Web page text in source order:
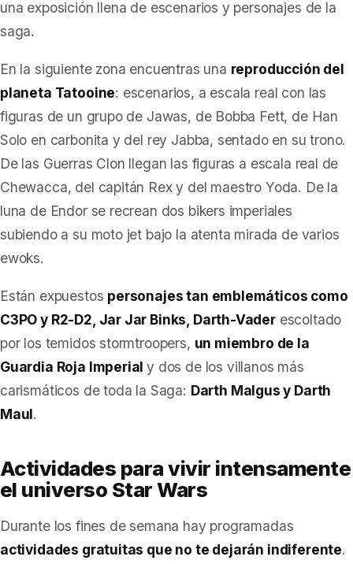
una exposición llena de escenarios y personajes de la
saga.
En la siguiente zona encuentras una reproducción del
planeta Tatooine: escenarios, a escala real con las
figuras de un grupo de Jawas, de Bobba Fett, de Han
Solo en carbonita y del rey Jabba, sentado en su trono.
De las Guerras Clon llegan las figuras a escala real de
Chewacca, del capitán Rex y del maestro Yoda. De la
luna de Endor se recrean dos bikers imperiales
subiendo a su moto jet bajo la atenta mirada de varios
ewoks.
Están expuestos personajes tan emblemáticos como
C3PO y R2-D2, Jar Jar Binks, Darth-Vaderescoltado
por los temidos stormtroopers, un miembro de la
Guardia Roja Imperialy dos de los villanos más
carismáticos de toda la Saga: Darth Malgus y Darth
Maul.
Actividades para vivir intensamente
el universo Star Wars
Durante los fines de semana hay programadas
actividades gratuitas que no te dejarán indiferente.